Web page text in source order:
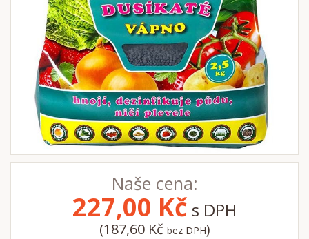
Naše cena:
227,00 Kč s DPH
(187,60 Kč bez DPH)